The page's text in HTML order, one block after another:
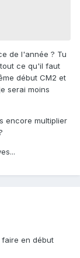
de l'année ? Tu
ce qu'il faut
début CM2 et
serai moins
encore multiplier
faire en début